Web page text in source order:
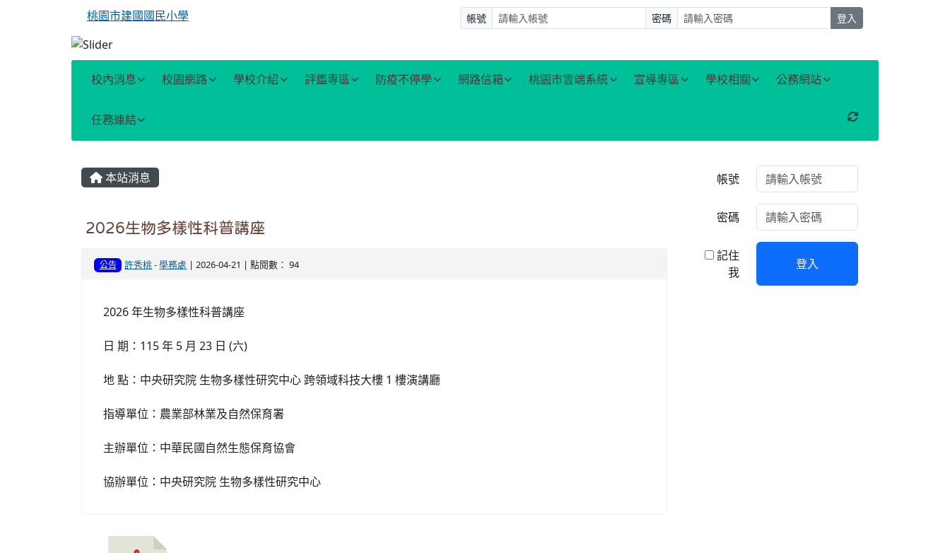
桃園市建國國民小學 帳號 密碼 登入
校內消息 校園網路 學校介紹 評鑑專區 防疫不停學 網路信箱 桃園市雲端系統 宣導專區 學校相關 公務網站
任務連結 重新取得佈景設定
主內容區域
本站消息
2026生物多樣性科普講座
公告 許秀桃-學務處 | 2026-04-21 | 點閱數： 94
2026 年生物多樣性科普講座
日 期：115 年 5 月 23 日 (六)
地 點：中央研究院 生物多樣性研究中心 跨領域科技大樓 1 樓演講廳
指導單位：農業部林業及自然保育署
主辦單位：中華民國自然生態保育協會
協辦單位：中央研究院 生物多樣性研究中心
右邊區域內容
帳號
密碼
記住
我
登入